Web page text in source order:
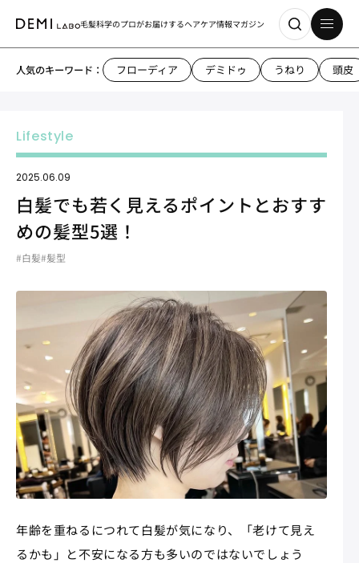
毛髪科学のプロがお届けするヘアケア情報マガジン
人気のキーワード： フローディア デミドゥ うねり 頭皮
2025.06.09
白髪でも若く見えるポイントとおすす
めの髪型5選！
#白髪#髪型
年齢を重ねるにつれて白髪が気になり、「老けて見え
るかも」と不安になる方も多いのではないでしょう